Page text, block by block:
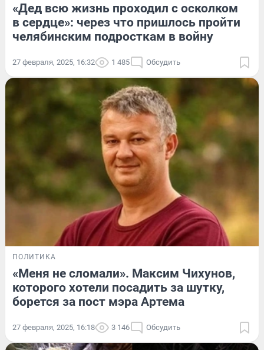
«Дед всю жизнь проходил с осколком
в сердце»: через что пришлось пройти
челябинским подросткам в войну
27 февраля, 2025, 16:32 1 485 Обсудить
ПОЛИТИКА
«Меня не сломали». Максим Чихунов,
которого хотели посадить за шутку,
борется за пост мэра Артема
27 февраля, 2025, 16:18 3 146 Обсудить